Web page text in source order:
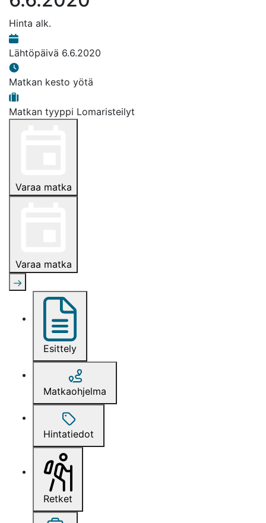
Hinta alk.
Lähtöpäivä 6.6.2020
Matkan kesto yötä
Matkan tyyppi Lomaristeilyt
Varaa matka
Varaa matka
Esittely
Matkaohjelma
Hintatiedot
Retket